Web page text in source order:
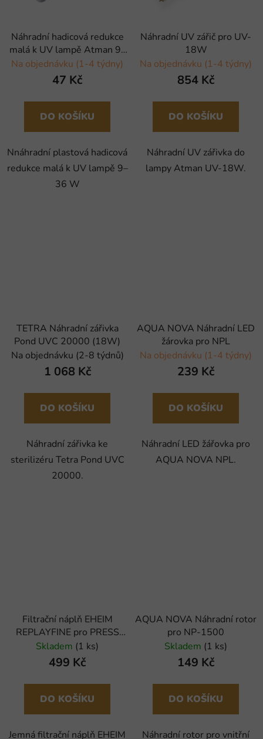
Náhradní hadicová redukce
malá k UV lampě Atman 9–
36 W
Na objednávku (1-4 týdny)
47 Kč
DO KOŠÍKU
Nnáhradní plastová hadicová
redukce malá k UV lampě 9–
36 W
Náhradní UV zářič pro UV-
18W
Na objednávku (1-4 týdny)
854 Kč
DO KOŠÍKU
Náhradní UV zářivka do
lampy Atman UV-18W.
TETRA Náhradní zářivka
Pond UVC 20000 (18W)
Na objednávku (2-8 týdnů)
1 068 Kč
DO KOŠÍKU
Náhradní zářivka ke
sterilizéru Tetra Pond UVC
20000.
AQUA NOVA Náhradní LED
žárovka pro NPL
Na objednávku (1-4 týdny)
239 Kč
DO KOŠÍKU
Náhradní LED žářovka pro
AQUA NOVA NPL.
Filtrační náplň EHEIM
REPLAYFINE pro PRESS
7000/10000 (5210/5211)
Skladem (1 ks)
499 Kč
DO KOŠÍKU
Jemná filtrační náplň EHEIM
AQUA NOVA Náhradní rotor
pro NP-1500
Skladem (1 ks)
149 Kč
DO KOŠÍKU
Náhradní rotor pro vnitřní